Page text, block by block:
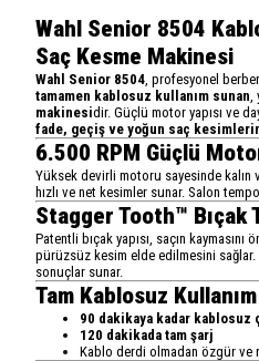
Wahl Senior 8504
Saç Kesme Makinesi
Wahl Senior 8504, profesyonel
tamamen kablosuz kullanım sunan,
makinesidir. Güçlü motor yapısı ve
fade, geçiş ve yoğun saç
6.500 RPM Güçlü
Yüksek devirli motoru sayesinde kalın
hızlı ve net kesimler sunar. Salon
Stagger Tooth™ Bıçak
Patentli bıçak yapısı, saçın
pürüzsüz kesim elde edilmesini
sonuçlar sunar.
Tam Kablosuz Kullanım
90 dakikaya kadar kablosuz
120 dakikada tam şarj
Kablo derdi olmadan özgür ve